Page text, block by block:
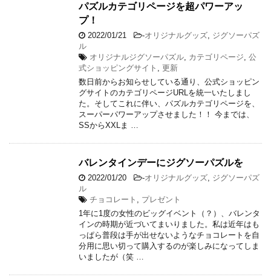
パズルカテゴリページを超パワーアッ
プ！
2022/01/21 -オリジナルグッズ ジグソーパズ
ル
オリジナルジグソーパズル
カテゴリページ 公
式ショッピングサイト
更新
数日前からお知らせしている通り、公式ショッピン
グサイトのカテゴリページURLを統一いたしまし
た。そしてこれに伴い、パズルカテゴリページを、
スーパーパワーアップさせました！！ 今までは、
SSからXXLま …
バレンタインデーにジグソーパズルを
2022/01/20 -オリジナルグッズ ジグソーパズ
ル
チョコレート
プレゼント
1年に1度の女性のビッグイベント（？）、バレンタ
インの時期が近づいてまいりました。私は近年はも
っぱら普段は手が出せないようなチョコレートを自
分用に思い切って購入するのが楽しみになってしま
いましたが（笑 …